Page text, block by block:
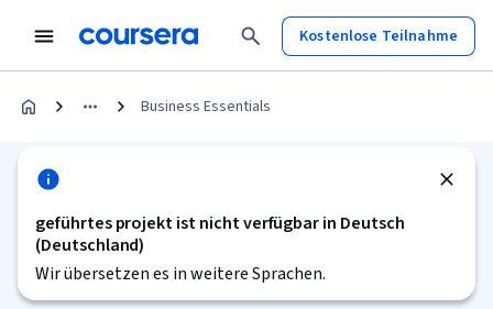
Kostenlose Teilnahme
Business Essentials
geführtes projekt ist nicht verfügbar in Deutsch
(Deutschland)
Wir übersetzen es in weitere Sprachen.